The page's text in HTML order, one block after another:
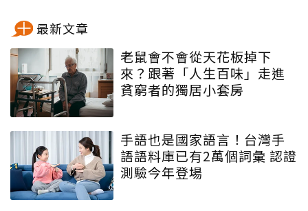
最新文章
老鼠會不會從天花板掉下
來？跟著「人生百味」走進
貧窮者的獨居小套房
手語也是國家語言！台灣手
語語料庫已有2萬個詞彙 認證
測驗今年登場